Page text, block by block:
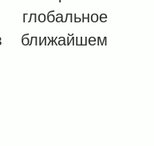
ближайшем